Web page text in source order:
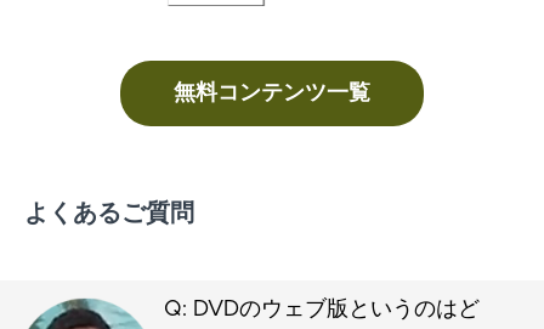
無料コンテンツ一覧
よくあるご質問
Q: DVDのウェブ版というのはど